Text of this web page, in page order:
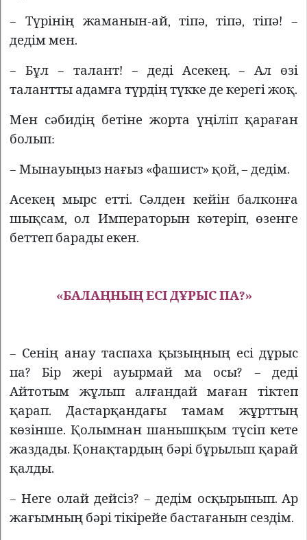
– Түрінің жаманын-ай, тіпә, тіпә, тіпә! –
дедім мен.
– Бұл – талант! – деді Асекең. – Ал өзі
талантты адамға түрдің түкке де керегі жоқ.
Мен сәбидің бетіне жорта үңіліп қараған
болып:
– Мынауыңыз нағыз «фашист» қой, – дедім.
Асекең мырс етті. Сәлден кейін балконға
шықсам, ол Императорын көтеріп, өзенге
беттеп барады екен.
«БАЛАҢНЫҢ ЕСІ ДҰРЫС ПА?»
– Сенің анау таспаха қызыңның есі дұрыс
па? Бір жері ауырмай ма осы? – деді
Айтотым жұлып алғандай маған тіктеп
қарап. Дастарқандағы тамам жұрттың
көзінше. Қолымнан шанышқым түсіп кете
жаздады. Қонақтардың бәрі бұрылып қарай
қалды.
– Неге олай дейсіз? – дедім осқырынып. Ар
жағымның бәрі тікірейе бастағанын сездім.